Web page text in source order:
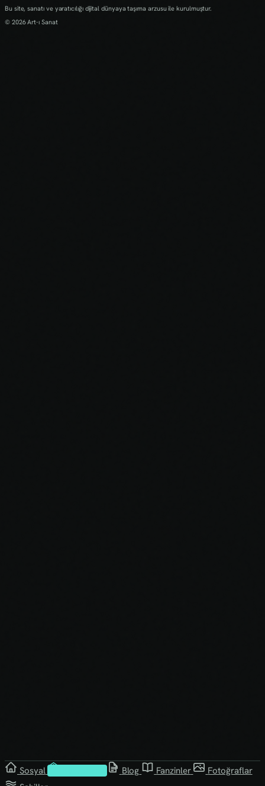
Bu site, sanatı ve yaratıcılığı dijital dünyaya taşıma arzusu ile kurulmuştur.
© 2026 Art-ı Sanat
Sosyal Blog Fanzinler
Fotoğraflar